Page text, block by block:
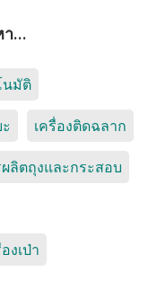
า…
นมัติ
เครื่องติดฉลาก
ผลิตถุงและกระสอบ
งเป่า